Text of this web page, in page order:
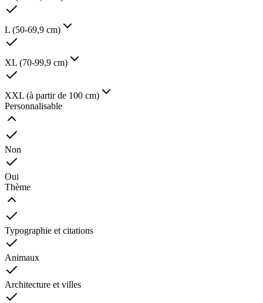
L (50-69,9 cm)
XL (70-99,9 cm)
XXL (à partir de 100 cm)
Personnalisable
Non
Oui
Thème
Typographie et citations
Animaux
Architecture et villes